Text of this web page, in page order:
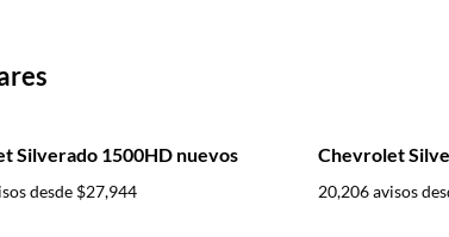
Silverado 1500HD nuevos
desde $27,944
Chevrolet
20,206 avisos